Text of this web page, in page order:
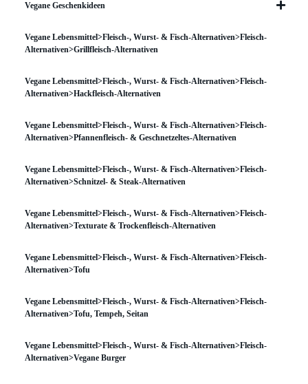
Vegane Geschenkideen
Vegane Lebensmittel>Fleisch-, Wurst- & Fisch-Alternativen>Fleisch-
Alternativen>Grillfleisch-Alternativen
Vegane Lebensmittel>Fleisch-, Wurst- & Fisch-Alternativen>Fleisch-
Alternativen>Hackfleisch-Alternativen
Vegane Lebensmittel>Fleisch-, Wurst- & Fisch-Alternativen>Fleisch-
Alternativen>Pfannenfleisch- & Geschnetzeltes-Alternativen
Vegane Lebensmittel>Fleisch-, Wurst- & Fisch-Alternativen>Fleisch-
Alternativen>Schnitzel- & Steak-Alternativen
Vegane Lebensmittel>Fleisch-, Wurst- & Fisch-Alternativen>Fleisch-
Alternativen>Texturate & Trockenfleisch-Alternativen
Vegane Lebensmittel>Fleisch-, Wurst- & Fisch-Alternativen>Fleisch-
Alternativen>Tofu
Vegane Lebensmittel>Fleisch-, Wurst- & Fisch-Alternativen>Fleisch-
Alternativen>Tofu, Tempeh, Seitan
Vegane Lebensmittel>Fleisch-, Wurst- & Fisch-Alternativen>Fleisch-
Alternativen>Vegane Burger